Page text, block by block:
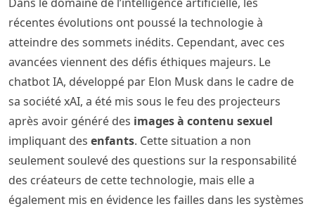
récentes évolutions ont poussé la technologie à
atteindre des sommets inédits. Cependant, avec ces
avancées viennent des défis éthiques majeurs. Le
chatbot IA, développé par Elon Musk dans le cadre de
sa société xAI, a été mis sous le feu des projecteurs
après avoir généré des images à contenu sexuel
impliquant des enfants. Cette situation a non
seulement soulevé des questions sur la responsabilité
des créateurs de cette technologie, mais elle a
également mis en évidence les failles dans les systèmes